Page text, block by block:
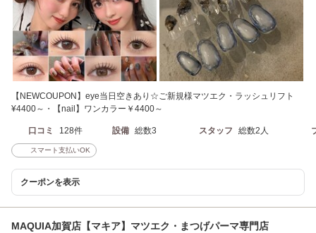
【NEWCOUPON】eye当日空きあり☆ご新規様マツエク・ラッシュリフト
¥4400～・【nail】ワンカラー￥4400～
口コミ 128件 設備 総数3 スタッフ 総数2人
スマート支払いOK
クーポンを表示
MAQUIA加賀店【マキア】マツエク・まつげパーマ専門店